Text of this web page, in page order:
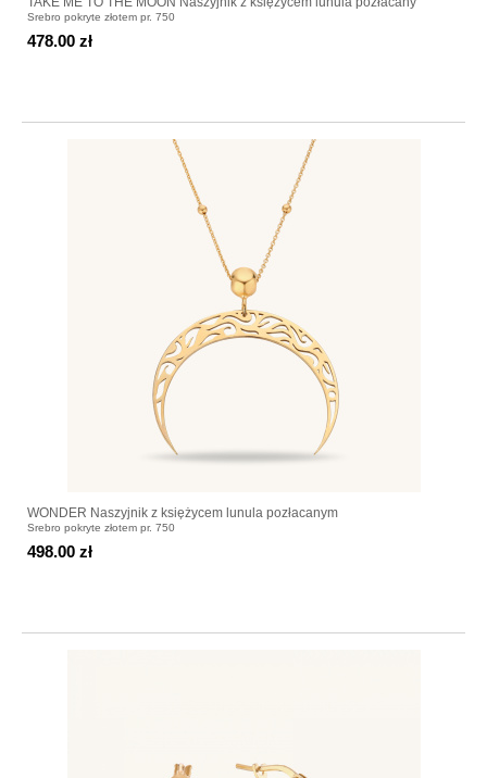
Srebro pokryte złotem pr. 750
478.00 zł
WONDER Naszyjnik z księżycem lunula pozłacanym
Srebro pokryte złotem pr. 750
498.00 zł